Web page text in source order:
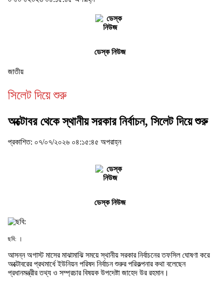
ডেস্ক নিউজ
জাতীয়
সিলেট দিয়ে শুরু
অক্টোবর থেকে স্থানীয় সরকার নির্বাচন, সিলেট দিয়ে শুরু
প্রকাশিত: ০৭/০৭/২০২৬ ০৪:১৫:৪৫ অপরাহ্ন
ডেস্ক নিউজ
ছবি: ।
আসন্ন অগাস্ট মাসের মাঝামাঝি সময়ে স্থানীয় সরকার নির্বাচনের তফসিল ঘোষণা করে
অক্টোবরের প্রথমার্ধে ইউনিয়ন পরিষদ নির্বাচন শুরুর পরিকল্পনার কথা বলেছেন
প্রধানমন্ত্রীর তথ্য ও সম্প্রচার বিষয়ক উপদেষ্টা জাহেদ উর রহমান।